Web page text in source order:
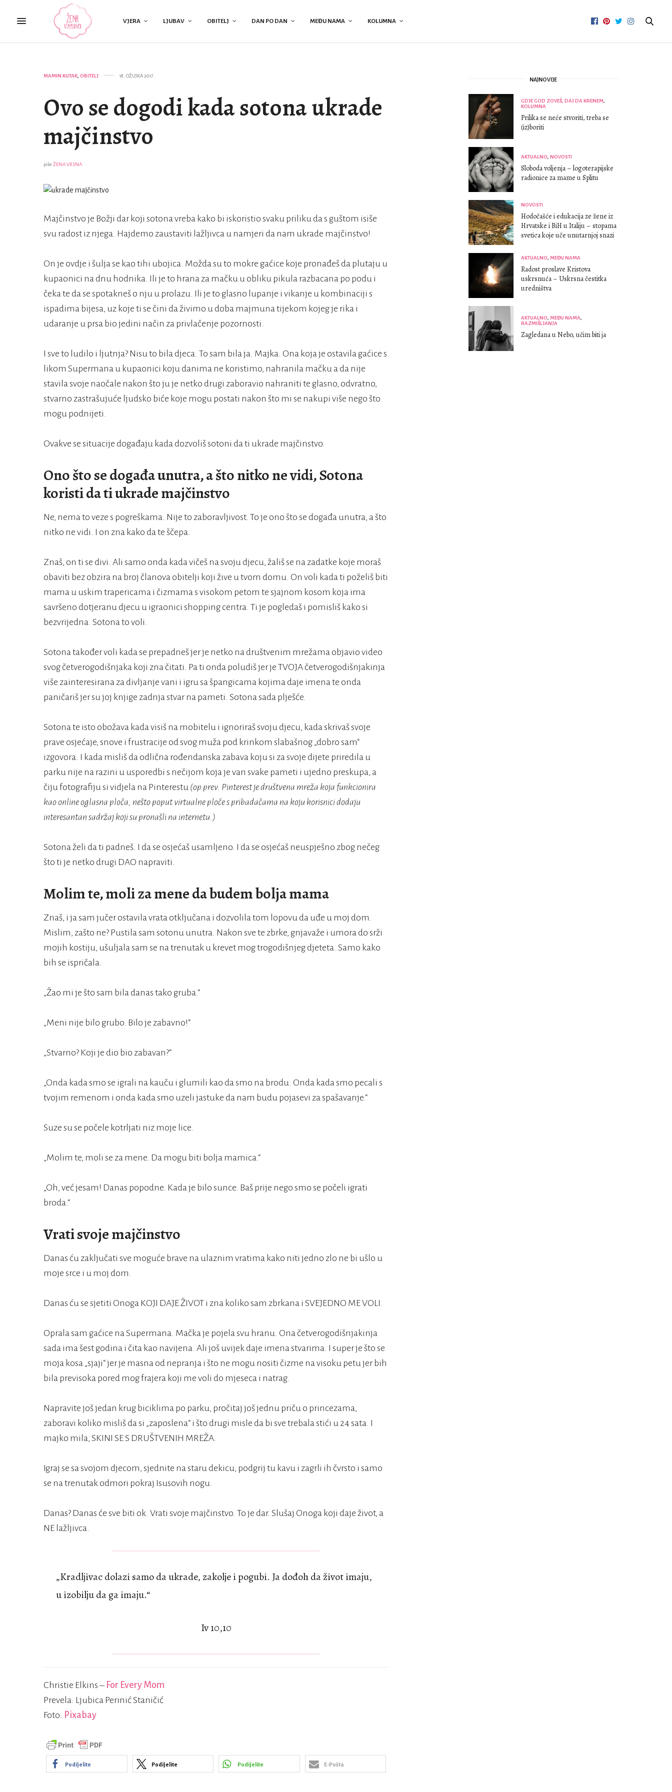
VJERA LJUBAV OBITELJ DAN PO DAN MEĐU NAMA KOLUMNA
MAMIN KUTAK, OBITELJ 18. OŽUJKA 2017.
Ovo se dogodi kada sotona ukrade
majčinstvo
piše ŽENA VRSNA
Majčinstvo je Božji dar koji sotona vreba kako bi iskoristio svaku priliku da s guštom isiše
svu radost iz njega. Hajdemo zaustaviti lažljivca u namjeri da nam ukrade majčinstvo!
On je ovdje i šulja se kao tihi ubojica. Možda su to mokre gaćice koje pronađeš da plutaju u
kupaonici na dnu hodnika. Ili je to hrana za mačku u obliku pikula razbacana po podu i
čeka te da se spotakneš o nju u prolazu. Ili je to glasno lupanje i vikanje u kombinaciji s
ispadima bijesa, uz koje ti se čini da živimo u doba majmuna tijekom kojeg je rika i
udaranje u prsa bio jedini način za privlačenje pozornosti.
I sve to ludilo i ljutnja? Nisu to bila djeca. To sam bila ja. Majka. Ona koja je ostavila gaćice s
likom Supermana u kupaonici koju danima ne koristimo, nahranila mačku a da nije
stavila svoje naočale nakon što ju je netko drugi zaboravio nahraniti te glasno, odvratno,
stvarno zastrašujuće ljudsko biće koje mogu postati nakon što mi se nakupi više nego što
mogu podnijeti.
Ovakve se situacije događaju kada dozvoliš sotoni da ti ukrade majčinstvo.
Ono što se događa unutra, a što nitko ne vidi, Sotona
koristi da ti ukrade majčinstvo
Ne, nema to veze s pogreškama. Nije to zaboravljivost. To je ono što se događa unutra, a što
nitko ne vidi. I on zna kako da te ščepa.
Znaš, on ti se divi. Ali samo onda kada vičeš na svoju djecu, žališ se na zadatke koje moraš
obaviti bez obzira na broj članova obitelji koji žive u tvom domu. On voli kada ti poželiš biti
mama u uskim trapericama i čizmama s visokom petom te sjajnom kosom koja ima
savršeno dotjeranu djecu u igraonici shopping centra. Ti je pogledaš i pomisliš kako si
bezvrijedna. Sotona to voli.
Sotona također voli kada se prepadneš jer je netko na društvenim mrežama objavio video
svog četverogodišnjaka koji zna čitati. Pa ti onda poludiš jer je TVOJA četverogodišnjakinja
više zainteresirana za divljanje vani i igru sa špangicama kojima daje imena te onda
paničariš jer su joj knjige zadnja stvar na pameti. Sotona sada plješće.
Sotona te isto obožava kada visiš na mobitelu i ignoriraš svoju djecu, kada skrivaš svoje
prave osjećaje, snove i frustracije od svog muža pod krinkom slabašnog „dobro sam“
izgovora. I kada misliš da odlična rođendanska zabava koju si za svoje dijete priredila u
parku nije na razini u usporedbi s nečijom koja je van svake pameti i ujedno preskupa, a
čiju fotografiju si vidjela na Pinterestu (op.prev. Pinterest je društvena mreža koja funkcionira
kao online oglasna ploča, nešto poput virtualne ploče s pribadačama na koju korisnici dodaju
interesantan sadržaj koji su pronašli na internetu.)
Sotona želi da ti padneš. I da se osjećaš usamljeno. I da se osjećaš neuspješno zbog nečeg
što ti je netko drugi DAO napraviti.
Molim te, moli za mene da budem bolja mama
Znaš, i ja sam jučer ostavila vrata otključana i dozvolila tom lopovu da uđe u moj dom.
Mislim, zašto ne? Pustila sam sotonu unutra. Nakon sve te zbrke, gnjavaže i umora do srži
mojih kostiju, ušuljala sam se na trenutak u krevet mog trogodišnjeg djeteta. Samo kako
bih se ispričala.
„Žao mi je što sam bila danas tako gruba.“
„Meni nije bilo grubo. Bilo je zabavno!“
„Stvarno? Koji je dio bio zabavan?“
„Onda kada smo se igrali na kauču i glumili kao da smo na brodu. Onda kada smo pecali s
tvojim remenom i onda kada smo uzeli jastuke da nam budu pojasevi za spašavanje.“
Suze su se počele kotrljati niz moje lice.
„Molim te, moli se za mene. Da mogu biti bolja mamica.“
„Oh, već jesam! Danas popodne. Kada je bilo sunce. Baš prije nego smo se počeli igrati
broda.“
Vrati svoje majčinstvo
Danas ću zaključati sve moguće brave na ulaznim vratima kako niti jedno zlo ne bi ušlo u
moje srce i u moj dom.
Danas ću se sjetiti Onoga KOJI DAJE ŽIVOT i zna koliko sam zbrkana i SVEJEDNO ME VOLI.
Oprala sam gaćice na Supermana. Mačka je pojela svu hranu. Ona četverogodišnjakinja
sada ima šest godina i čita kao navijena. Ali još uvijek daje imena stvarima. I super je što se
moja kosa „sjaji“ jer je masna od nepranja i što ne mogu nositi čizme na visoku petu jer bih
bila previsoka pored mog frajera koji me voli do mjeseca i natrag.
Napravite još jedan krug biciklima po parku, pročitaj još jednu priču o princezama,
zaboravi koliko misliš da si „zaposlena“ i što drugi misle da bi sve trebala stići u 24 sata. I
majko mila, SKINI SE S DRUŠTVENIH MREŽA.
Igraj se sa svojom djecom, sjednite na staru dekicu, podgrij tu kavu i zagrli ih čvrsto i samo
se na trenutak odmori pokraj Isusovih nogu.
Danas? Danas će sve biti ok. Vrati svoje majčinstvo. To je dar. Slušaj Onoga koji daje život, a
NE lažljivca.
„Kradljivac dolazi samo da ukrade, zakolje i pogubi. Ja dođoh da život imaju,
u izobilju da ga imaju.“
Iv 10,10
Christie Elkins – For Every Mom
Prevela: Ljubica Perinić Staničić
Foto: Pixabay
Podijelite Podijelite Podijelite E-Pošta
NAJNOVIJE
GDJE GOD ZOVEŠ, DAJ DA KRENEM,
KOLUMNA
Prilika se neće stvoriti, treba se
(iz)boriti
AKTUALNO, NOVOSTI
Sloboda voljenja – logoterapijske
radionice za mame u Splitu
NOVOSTI
Hodočašće i edukacija ze žene iz
Hrvatske i BiH u Italiju – stopama
svetica koje uče unutarnjoj snazi
AKTUALNO, MEĐU NAMA
Radost proslave Kristova
uskrsnuća – Uskrsna čestitka
uredništva
AKTUALNO, MEĐU NAMA,
RAZMIŠLJANJA
Zagledana u Nebo, učim biti ja